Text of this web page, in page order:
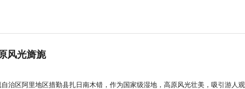
风光旖旎
自治区阿里地区措勤县扎日南木错，作为国家级湿地，高原风光壮美，吸引游人观